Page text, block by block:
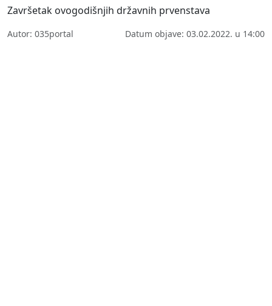
Završetak ovogodišnjih državnih prvenstava
Autor: 035portal Datum objave: 03.02.2022. u 14:00